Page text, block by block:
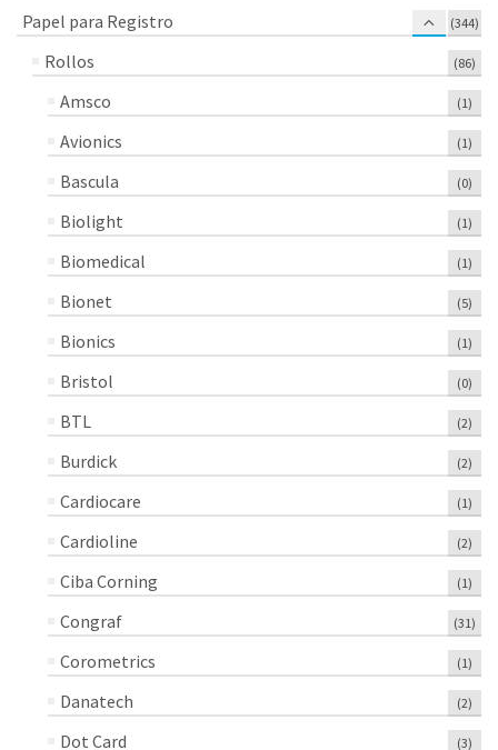
Papel para Registro (344)
Rollos (86)
Amsco (1)
Avionics (1)
Bascula (0)
Biolight (1)
Biomedical (1)
Bionet (5)
Bionics (1)
Bristol (0)
BTL (2)
Burdick (2)
Cardiocare (1)
Cardioline (2)
Ciba Corning (1)
Congraf (31)
Corometrics (1)
Danatech (2)
Dot Card (3)